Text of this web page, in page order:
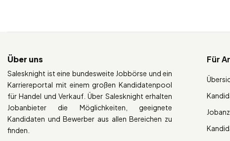
Über uns
Salesknight ist eine bundesweite Jobbörse und ein
Karriereportal mit einem großen Kandidatenpool
für Handel und Verkauf. Über Salesknight erhalten
Jobanbieter die Möglichkeiten, geeignete
Kandidaten und Bewerber aus allen Bereichen zu
finden.
Für